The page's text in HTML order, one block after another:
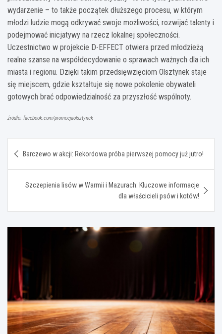
wydarzenie – to także początek dłuższego procesu, w którym
młodzi ludzie mogą odkrywać swoje możliwości, rozwijać talenty i
podejmować inicjatywy na rzecz lokalnej społeczności.
Uczestnictwo w projekcie D-EFFECT otwiera przed młodzieżą
realne szanse na współdecydowanie o sprawach ważnych dla ich
miasta i regionu. Dzięki takim przedsięwzięciom Olsztynek staje
się miejscem, gdzie kształtuje się nowe pokolenie obywateli
gotowych brać odpowiedzialność za przyszłość wspólnoty.
źródło: facebook.com/promocjaolsztynek
wpisu
Barczewo w akcji: Rekordowa próba pierwszej pomocy już jutro!
Szczepienia lisów w Warmii i Mazurach: Kluczowe informacje
dla właścicieli psów i kotów!